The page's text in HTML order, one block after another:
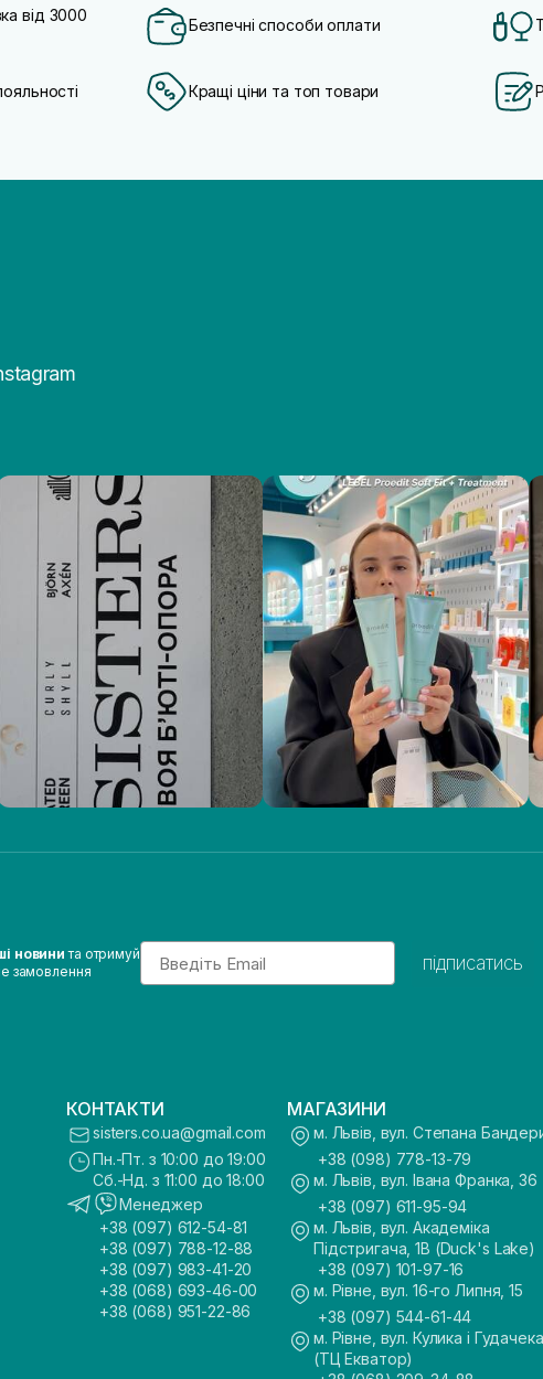
від 3000
Безпечні способи оплати
Кращі ціни та топ товари
новини та отримуй
замовлення
Email
підписатись
КОНТАКТИ
sisters.co.ua@gmail.com
Пн.-Пт. з 10:00 до 19:00
Сб.-Нд. з 11:00 до 18:00
Менеджер
+38 (097) 612-54-81
+38 (097) 788-12-88
+38 (097) 983-41-20
+38 (068) 693-46-00
+38 (068) 951-22-86
МАГАЗИНИ
м. Львів, вул. Степана
+38 (098) 778-13-79
м. Львів, вул. Івана Франка, 36
+38 (097) 611-95-94
м. Львів, вул. Академіка
Підстригача, 1В (Duck's Lake)
+38 (097) 101-97-16
м. Рівне, вул. 16-го Липня, 15
+38 (097) 544-61-44
м. Рівне, вул. Кулика і
(ТЦ Екватор)